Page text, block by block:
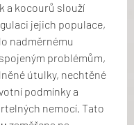
a kocourů slouží
jejich populace,
nadměrnému
problémům,
útulky, nechtěné
podmínky a
nemocí. Tato